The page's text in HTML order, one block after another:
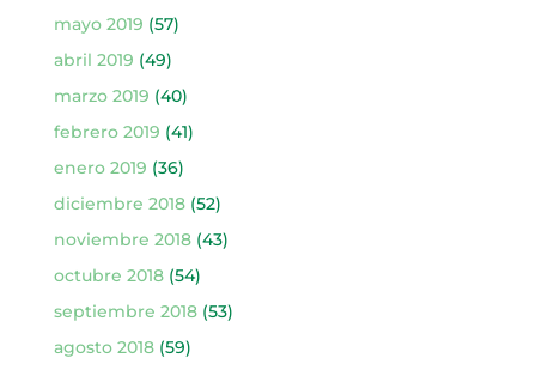
mayo 2019 (57)
abril 2019 (49)
marzo 2019 (40)
febrero 2019 (41)
enero 2019 (36)
diciembre 2018(52)
noviembre 2018(43)
octubre 2018(54)
septiembre 2018(53)
agosto 2018(59)